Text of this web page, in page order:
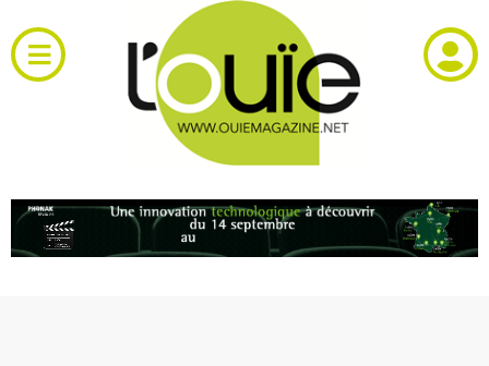
au
contenu
Toggle
Navigation
RH et emploi